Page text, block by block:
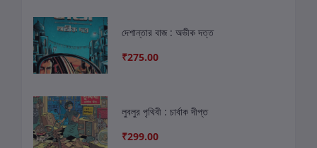
দেশান্তার বাজ : অভীক দত্ত
₹275.00
লুবলুর পৃথিবী : চার্বাক দীপ্ত
₹299.00